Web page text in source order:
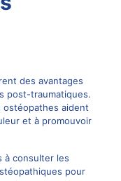
des avantages
post-traumatiques.
ostéopathes aident
et à promouvoir
à consulter les
pour